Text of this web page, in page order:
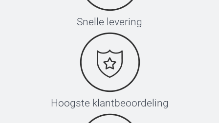
Snelle levering
Hoogste klantbeoordeling